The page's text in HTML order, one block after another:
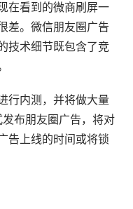
在看到的微商刷屏一
差。微信朋友圈广告
技术细节既包含了竞
行内测，并将做大量
发布朋友圈广告，将对
告上线的时间或将锁